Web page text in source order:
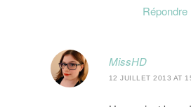
Répondre
MissHD
12 JUILLET 2013 AT